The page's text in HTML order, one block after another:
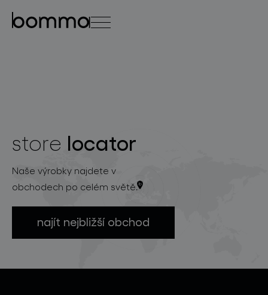
kolekce svítidel
store locator
Naše výrobky najdete v
obchodech po celém světě.
najít nejbližší obchod